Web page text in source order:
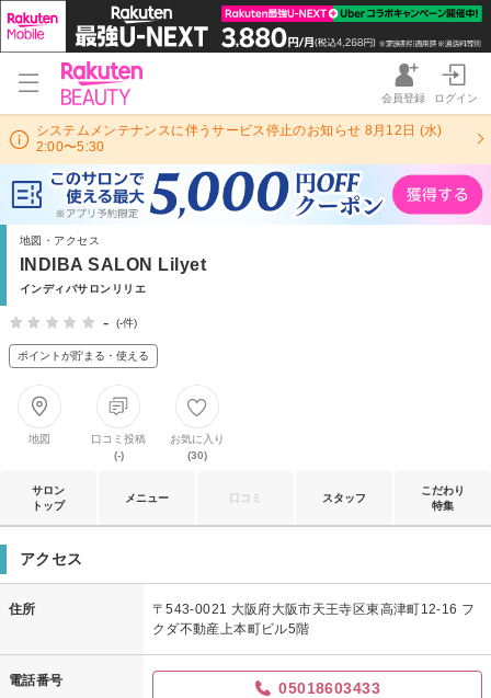
会員登録 ログイン
システムメンテナンスに伴うサービス停止のお知らせ 8月12日 (水)
2:00〜5:30
地図・アクセス
INDIBA SALON Lilyet
インディバサロンリリエ
- (-件)
ポイントが貯まる・使える
地図
口コミ投稿
(-)
お気に入り
(30)
サロン
トップ
メニュー 口コミ スタッフ
こだわり
特集
アクセス
住所
〒543-0021 大阪府大阪市天王寺区東高津町12-16 フ
クダ不動産上本町ビル5階
電話番号 05018603433